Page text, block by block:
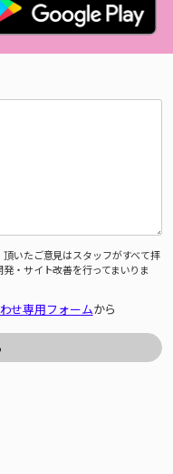
いたご意見はスタッフがすべて拝
・サイト改善を行ってまいりま
せ専用フォームから